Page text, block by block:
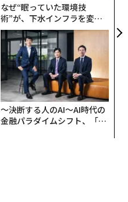
なぜ“眠っていた環境技
術”が、下水インフラを変え
たのか──産総研×月島JFE
アクアソリューションの10年
〜決断する人のAI〜AI時代の
金融パラダイムシフト、「超